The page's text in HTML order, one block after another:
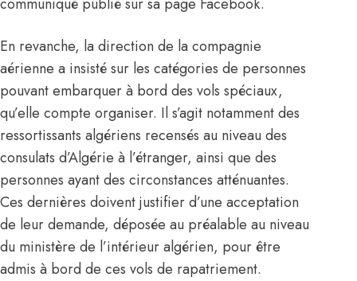
communiqué publié sur sa page Facebook.
En revanche, la direction de la compagnie
aérienne a insisté sur les catégories de personnes
pouvant embarquer à bord des vols spéciaux,
qu’elle compte organiser. Il s’agit notamment des
ressortissants algériens recensés au niveau des
consulats d’Algérie à l’étranger, ainsi que des
personnes ayant des circonstances atténuantes.
Ces dernières doivent justifier d’une acceptation
de leur demande, déposée au préalable au niveau
du ministère de l’intérieur algérien, pour être
admis à bord de ces vols de rapatriement.